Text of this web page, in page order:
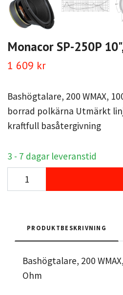
Monacor SP-250P
1 609 kr
Bashögtalare, 200 WMAX,
borrad polkärna Utmärkt
kraftfull basåtergivning
3 - 7 dagar leveranstid
PRODUKTBESKRIVNING
Bashögtalare, 200
Ohm